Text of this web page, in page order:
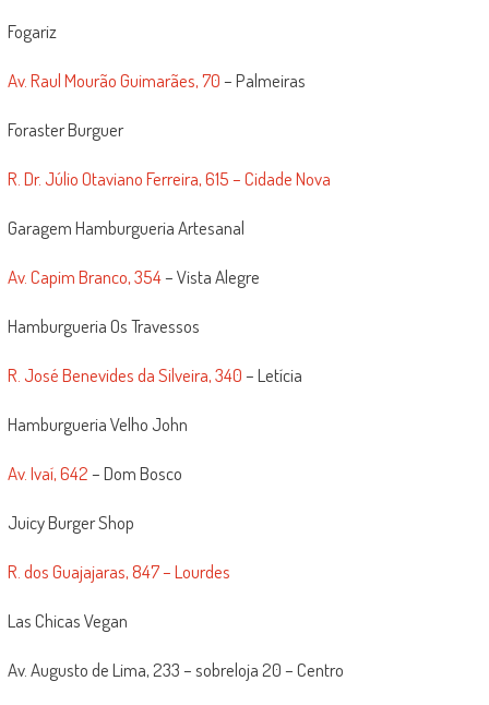
Fogariz
Av. Raul Mourão Guimarães, 70– Palmeiras
Foraster Burguer
R. Dr. Júlio Otaviano Ferreira, 615 – Cidade Nova
Garagem Hamburgueria Artesanal
Av. Capim Branco, 354– Vista Alegre
Hamburgueria Os Travessos
R. José Benevides da Silveira, 340– Letícia
Hamburgueria Velho John
Av. Ivaí, 642– Dom Bosco
Juicy Burger Shop
R. dos Guajajaras, 847 – Lourdes
Las Chicas Vegan
Av. Augusto de Lima, 233 – sobreloja 20 – Centro